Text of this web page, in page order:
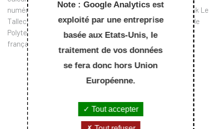
numérique multiéchelle des matériaux hétérogènes. Patrick Le
Tallec est professeur des Universités et professeur à l’École
Polytechnique. Il a enseigné dans plusieurs universités
françaises et étrangères.
Note : Google Analytics est
exploité par une entreprise
basée aux Etats-Unis, le
traitement de vos données
se fera donc hors Union
Européenne.
Tout accepter